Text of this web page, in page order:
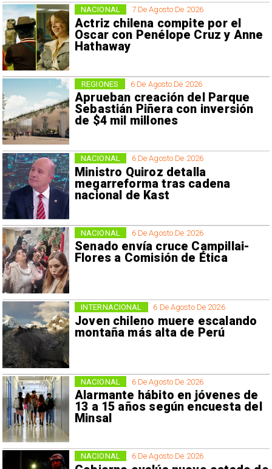
7 De Agosto De 2026
Actriz chilena compite por el
Oscar con Penélope Cruz y Anne
Hathaway
NACIONAL
6 De Agosto De 2026
Aprueban creación del Parque
Sebastián Piñera con inversión
de $4 mil millones
REGIONES
6 De Agosto De 2026
Ministro Quiroz detalla
megarreforma tras cadena
nacional de Kast
NACIONAL
6 De Agosto De 2026
Senado envía cruce Campillai-
Flores a Comisión de Ética
NACIONAL
6 De Agosto De 2026
Joven chileno muere escalando
montaña más alta de Perú
INTERNACIONAL
6 De Agosto De 2026
Alarmante hábito en jóvenes de
13 a 15 años según encuesta del
Minsal
NACIONAL
6 De Agosto De 2026
NACIONAL